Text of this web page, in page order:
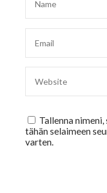
Tallenna
tähän selaimeen
varten.